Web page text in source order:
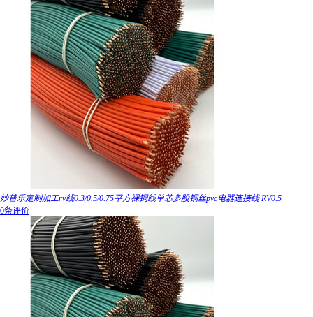
妙普乐定制加工rv线0.3/0.5/0.75平方裸铜线单芯多股铜丝pvc电器连接线 RV0.5
0条评价